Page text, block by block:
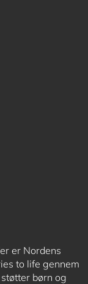
er Nordens
to life gennem
børn og